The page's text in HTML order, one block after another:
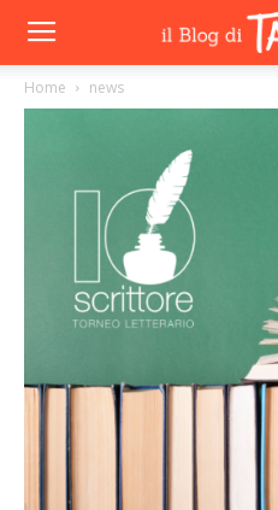
Home news